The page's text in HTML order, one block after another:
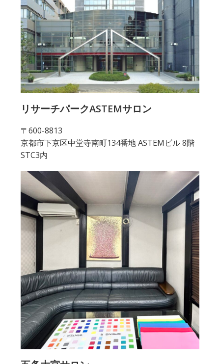
リサーチパークASTEMサロン
〒600-8813
京都市下京区中堂寺南町134番地 ASTEMビル 8階
STC3内